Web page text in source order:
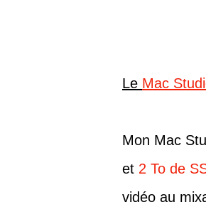
Le Mac
Mon Mac
et 2 To de
vidéo au